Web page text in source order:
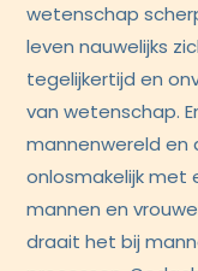
wetenschap
leven nauwelijks
tegelijkertijd en
van wetenschap.
mannenwereld en
onlosmakelijk met
mannen en
draait het bij